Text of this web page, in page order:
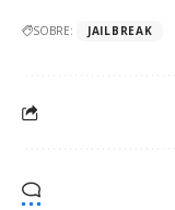
SOBRE: JAILBREAK